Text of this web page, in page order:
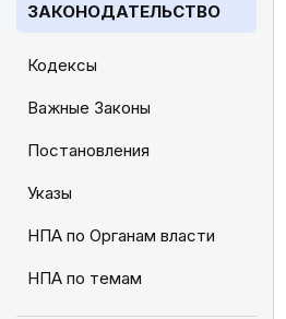
ЗАКОНОДАТЕЛЬСТВО
Кодексы
Важные Законы
Постановления
Указы
НПА по Органам власти
НПА по темам